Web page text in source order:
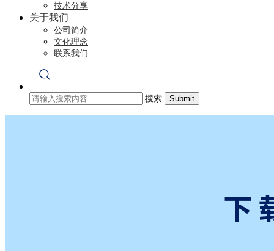
技术分享
关于我们
公司简介
文化理念
联系我们
搜索